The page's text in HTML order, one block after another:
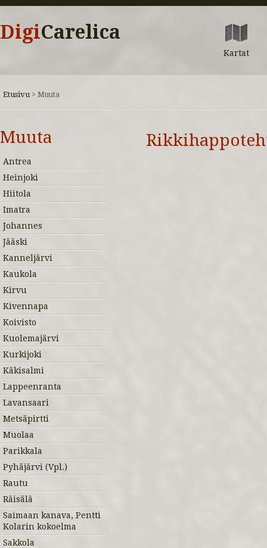
DigiCarelica
Kartat
Etusivu > Muuta
Muuta
Antrea
Heinjoki
Hiitola
Imatra
Johannes
Jääski
Kanneljärvi
Kaukola
Kirvu
Kivennapa
Koivisto
Kuolemajärvi
Kurkijoki
Käkisalmi
Lappeenranta
Lavansaari
Metsäpirtti
Muolaa
Parikkala
Pyhäjärvi (Vpl.)
Rautu
Räisälä
Saimaan kanava, Pentti
Kolarin kokoelma
Sakkola